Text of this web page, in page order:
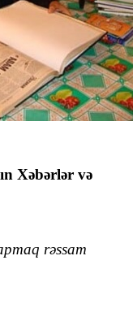
Xəbərlər və
rəssam